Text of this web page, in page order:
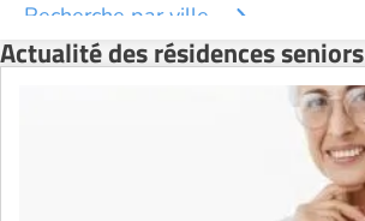
Recherche par ville
Actualité des résidences seniors